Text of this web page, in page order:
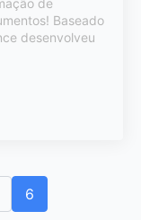
de
Baseado
desenvolveu
6